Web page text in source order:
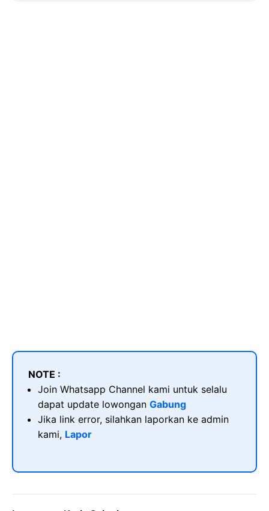
NOTE :
Join Whatsapp Channel kami untuk selalu
dapat update lowongan Gabung
Jika link error, silahkan laporkan ke admin
kami, Lapor